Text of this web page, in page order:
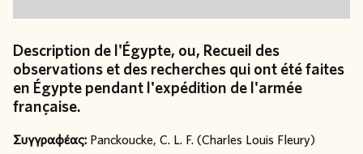
Description de l'Égypte, ou, Recueil des
observations et des recherches qui ont été faites
en Égypte pendant l'expédition de l'armée
française.
Συγγραφέας: Panckoucke, C. L. F. (Charles Louis Fleury)